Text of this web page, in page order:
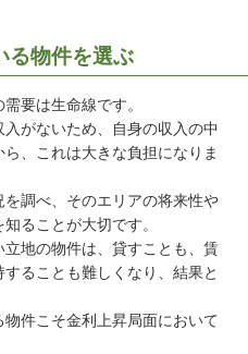
物件を選ぶ
要は生命線です。
がないため、自身の収入の中
、これは大きな負担になりま
調べ、そのエリアの将来性や
ることが大切です。
地の物件は、貸すことも、賃
ることも難しくなり、結果と
件こそ金利上昇局面において